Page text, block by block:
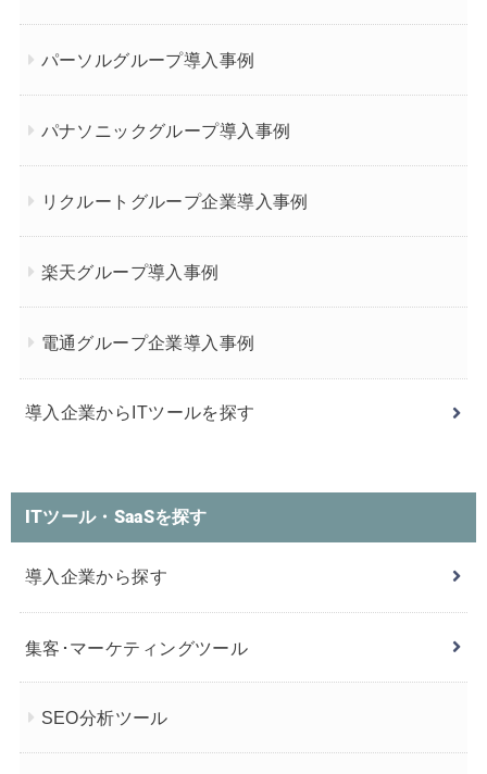
パーソルグループ導入事例
パナソニックグループ導入事例
リクルートグループ企業導入事例
楽天グループ導入事例
電通グループ企業導入事例
導入企業からITツールを探す
ITツール・SaaSを探す
導入企業から探す
集客･マーケティングツール
SEO分析ツール